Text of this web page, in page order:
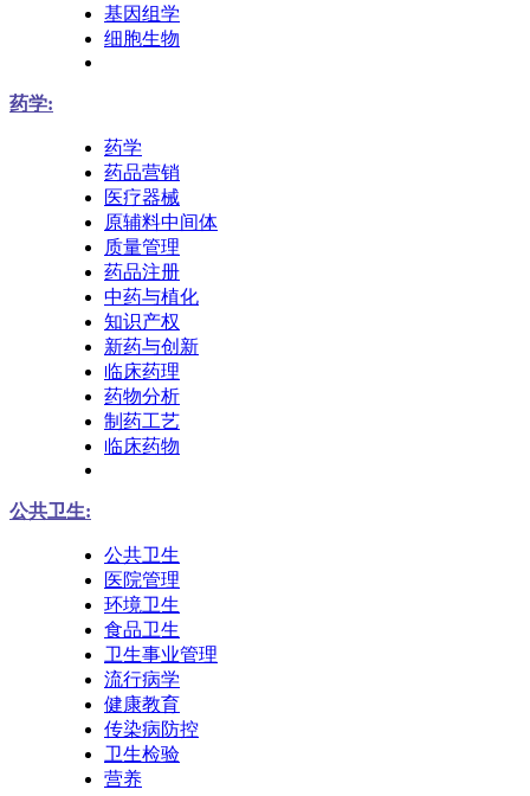
基因组学
细胞生物
药学:
药学
药品营销
医疗器械
原辅料中间体
质量管理
药品注册
中药与植化
知识产权
新药与创新
临床药理
药物分析
制药工艺
临床药物
公共卫生:
公共卫生
医院管理
环境卫生
食品卫生
卫生事业管理
流行病学
健康教育
传染病防控
卫生检验
营养